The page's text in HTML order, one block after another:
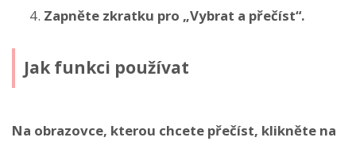
Zapněte zkratku pro „Vybrat a přečíst“.
Jak funkci používat
Na obrazovce, kterou chcete přečíst, klikněte na